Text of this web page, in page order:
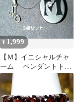
¥ 1,999
【Ｍ】イニシャルチャ
ーム ペンダントトッ
プ シルバー系 2点セ
ット